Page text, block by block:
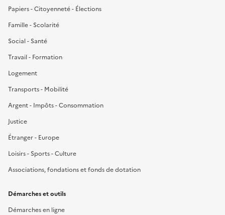
Papiers - Citoyenneté - Élections
Famille - Scolarité
Social - Santé
Travail - Formation
Logement
Transports - Mobilité
Argent - Impôts - Consommation
Justice
Étranger - Europe
Loisirs - Sports - Culture
Associations, fondations et fonds de dotation
Démarches et outils
Démarches en ligne